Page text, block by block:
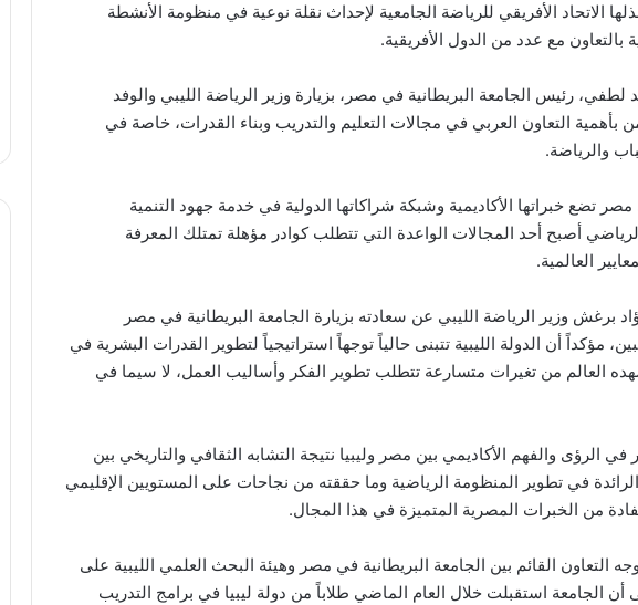
الاتحاد الأفريقي للرياضة الجامعية لإحداث نقلة نوعية في منظومة الأنشطة
بالتعاون مع عدد من الدول الأفريقية.
رئيس الجامعة البريطانية في مصر، بزيارة وزير الرياضة الليبي والوفد
بأهمية التعاون العربي في مجالات التعليم والتدريب وبناء القدرات، خاصة في
والرياضة.
تضع خبراتها الأكاديمية وشبكة شراكاتها الدولية في خدمة جهود التنمية
أصبح أحد المجالات الواعدة التي تتطلب كوادر مؤهلة تمتلك المعرفة
العالمية.
برغش وزير الرياضة الليبي عن سعادته بزيارة الجامعة البريطانية في مصر
مؤكداً أن الدولة الليبية تتبنى حالياً توجهاً استراتيجياً لتطوير القدرات البشرية في
العالم من تغيرات متسارعة تتطلب تطوير الفكر وأساليب العمل، لا سيما في
الرؤى والفهم الأكاديمي بين مصر وليبيا نتيجة التشابه الثقافي والتاريخي بين
الرائدة في تطوير المنظومة الرياضية وما حققته من نجاحات على المستويين الإقليمي
من الخبرات المصرية المتميزة في هذا المجال.
التعاون القائم بين الجامعة البريطانية في مصر وهيئة البحث العلمي الليبية على
أن الجامعة استقبلت خلال العام الماضي طلاباً من دولة ليبيا في برامج التدريب